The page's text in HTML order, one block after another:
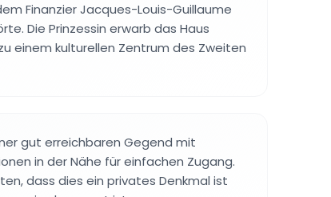
Finanzier Jacques-Louis-Guillaume
Die Prinzessin erwarb das Haus
einem kulturellen Zentrum des Zweiten
gut erreichbaren Gegend mit
in der Nähe für einfachen Zugang.
dass dies ein privates Denkmal ist